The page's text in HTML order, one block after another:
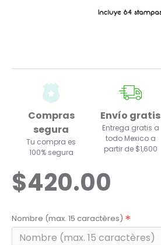
Compras
segura
Tu compra es
100% segura
Envío gratis
Entrega gratis a
todo Mexico a
partir de $1,600
$420.00
Nombre (max. 15 caractères)